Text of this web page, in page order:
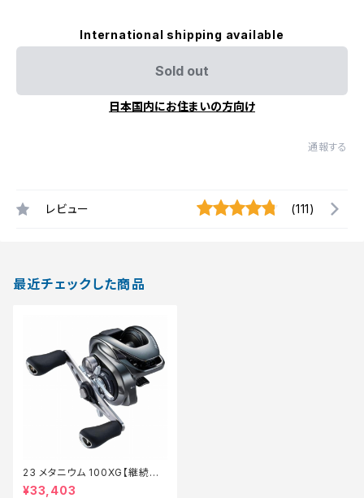
International shipping available
Sold out
日本国内にお住まいの方向け
通報する
レビュー (111)
最近チェックした商品
23 メタニウム 100XG【継続セ
ール_リール】【10】
¥33,403